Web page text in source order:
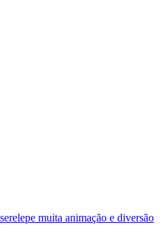
muita animação e diversão